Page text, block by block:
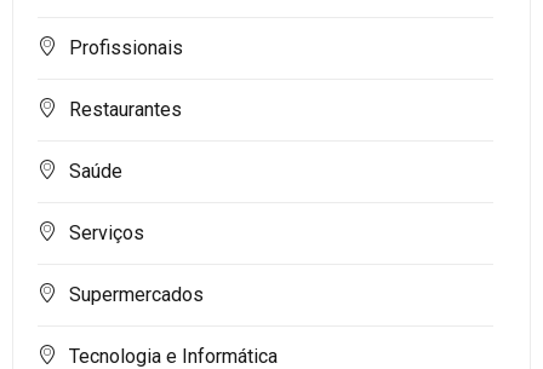
Profissionais
Restaurantes
Saúde
Serviços
Supermercados
Tecnologia e Informática